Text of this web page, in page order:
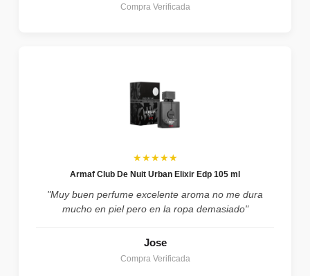
Compra Verificada
★★★★★
Armaf Club De Nuit Urban Elixir Edp 105 ml
"Muy buen perfume excelente aroma no me dura
mucho en piel pero en la ropa demasiado"
Jose
Compra Verificada